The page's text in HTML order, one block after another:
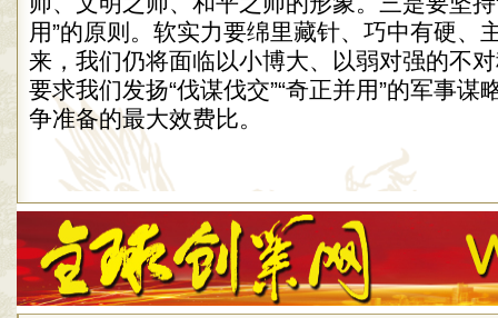
用”的原则。软实力要绵里藏针、巧中有硬、
来，我们仍将面临以小博大、以弱对强的不
要求我们发扬“伐谋伐交”“奇正并用”的军事谋
争准备的最大效费比。